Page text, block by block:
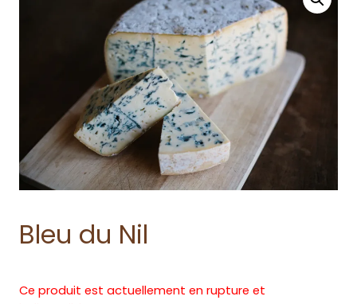
Bleu du Nil
Ce produit est actuellement en rupture et